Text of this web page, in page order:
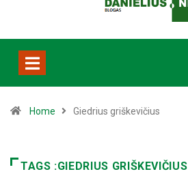
Home Giedrius griškevičius
TAGS :GIEDRIUS GRIŠKEVIČIUS